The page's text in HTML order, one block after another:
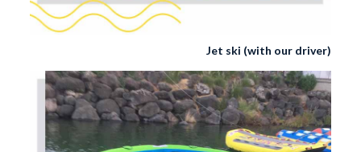
Jet ski (with our driver)